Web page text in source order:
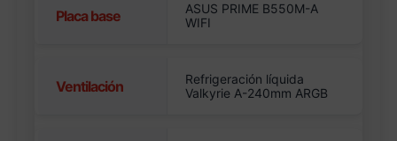
Placa base
ASUS PRIME B550M-A
WIFI
Ventilación
Refrigeración líquida
Valkyrie A-240mm ARGB